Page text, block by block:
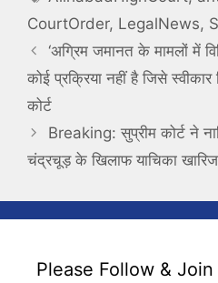
CourtOrder, LegalNews,
‘अग्रिम जमानत के मामलों में
कोई प्रक्रिया नहीं है जिसे
कोर्ट
Breaking: सुप्रीम कोर्ट ने
चंद्रचूड़ के खिलाफ याचिका
Please Follow & Join